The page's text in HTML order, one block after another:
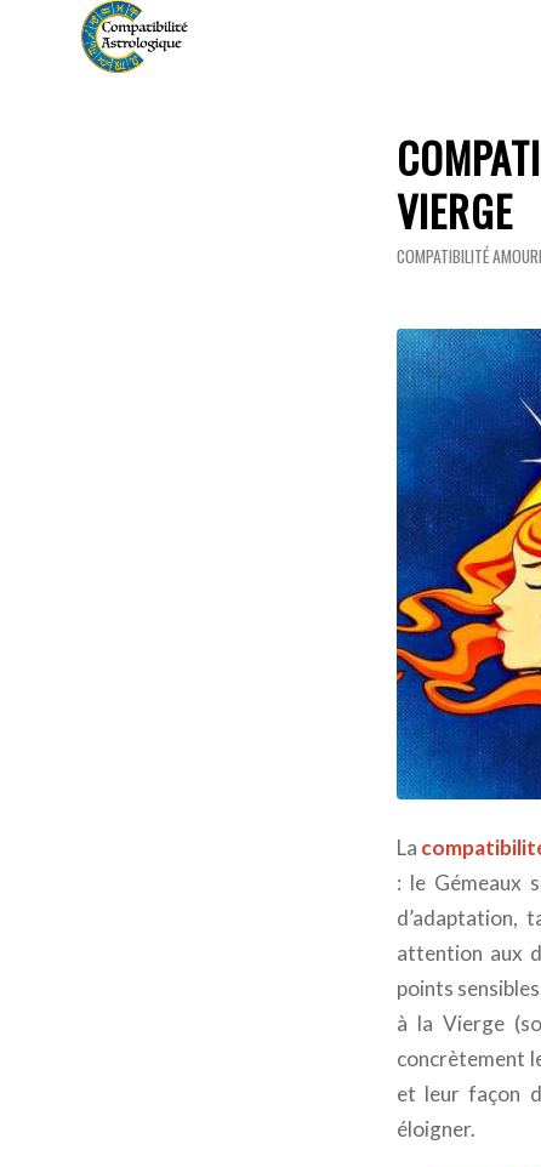
VIERGE
COMPATIBILITÉ
La
: le Gémeaux
d’adaptation,
attention aux
points
à la Vierge
concrètement
et leur façon
éloigner.